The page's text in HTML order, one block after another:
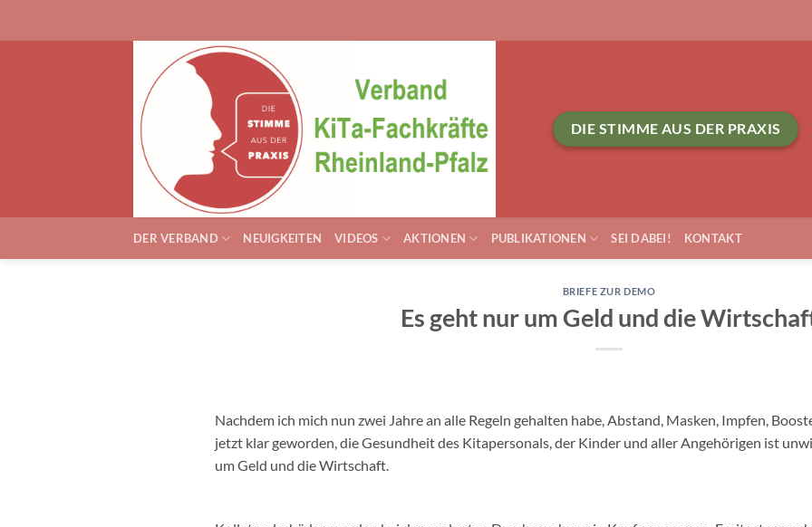
DIE STIMME AUS DER PRAXIS
DER VERBAND NEUIGKEITEN VIDEOS AKTIONEN PUBLIKATIONEN SEI DABEI! KONTAKT
BRIEFE ZUR DEMO
Es geht nur um Geld und die
Nachdem ich mich nun zwei Jahre an alle Regeln gehalten habe, Abstand, Masken, Impfen,
jetzt klar geworden, die Gesundheit des Kitapersonals, der Kinder und aller Angehörigen ist
um Geld und die Wirtschaft.